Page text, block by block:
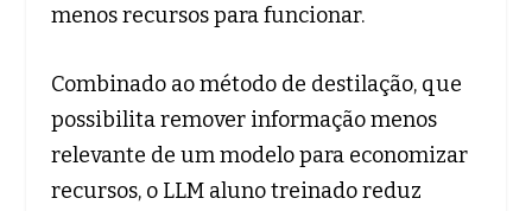
menos recursos para funcionar.
Combinado ao método de destilação, que
possibilita remover informação menos
relevante de um modelo para economizar
recursos, o LLM aluno treinado reduz